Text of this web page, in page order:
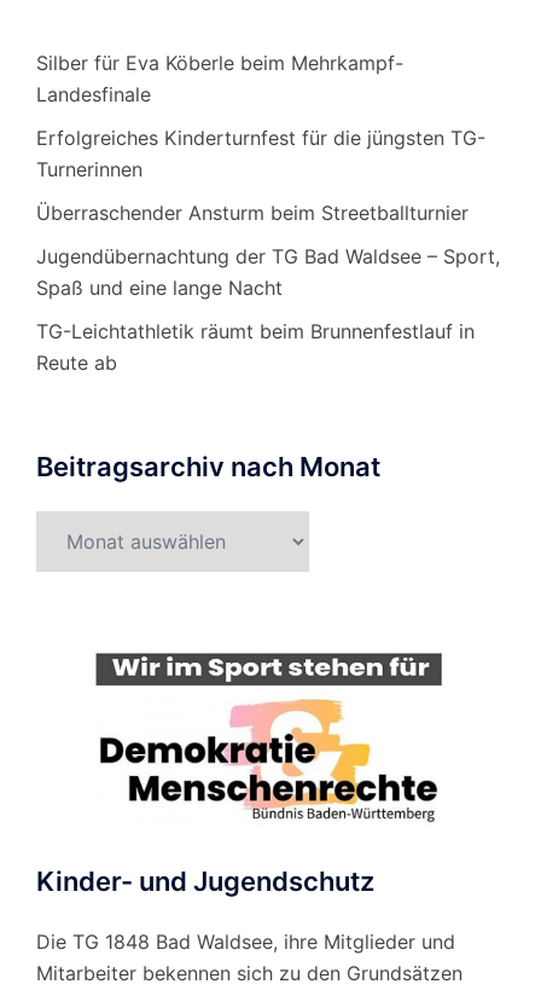
Silber für Eva Köberle beim Mehrkampf-
Landesfinale
Erfolgreiches Kinderturnfest für die jüngsten TG-
Turnerinnen
Überraschender Ansturm beim Streetballturnier
Jugendübernachtung der TG Bad Waldsee – Sport,
Spaß und eine lange Nacht
TG-Leichtathletik räumt beim Brunnenfestlauf in
Reute ab
Beitragsarchiv nach Monat
nach
Kinder- und Jugendschutz
Die TG 1848 Bad Waldsee, ihre Mitglieder und
Mitarbeiter bekennen sich zu den Grundsätzen